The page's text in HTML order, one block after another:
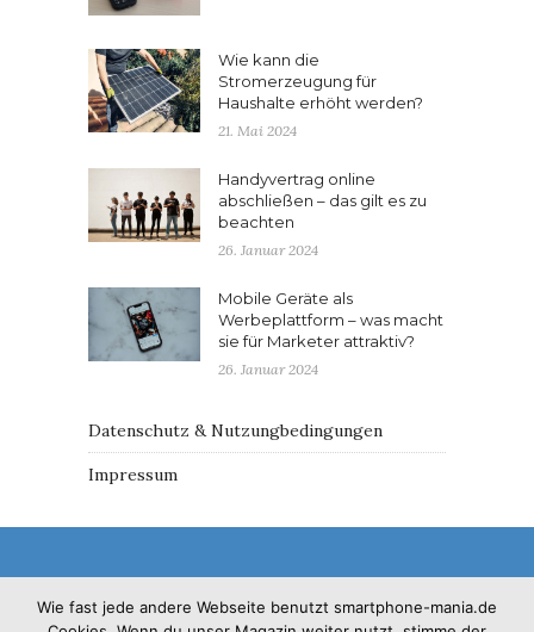
Wie kann die
Stromerzeugung für
Haushalte erhöht werden?
21. Mai 2024
Handyvertrag online
abschließen – das gilt es zu
beachten
26. Januar 2024
Mobile Geräte als
Werbeplattform – was macht
sie für Marketer attraktiv?
26. Januar 2024
Datenschutz & Nutzungbedingungen
Impressum
Wie fast jede andere Webseite benutzt smartphone-mania.de